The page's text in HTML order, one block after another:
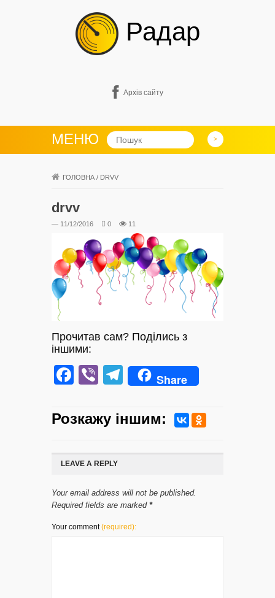
Радар
Архів сайту
МЕНЮ
ГОЛОВНА / DRVV
drvv
— 11/12/2016 0 11
Прочитав сам? Поділись з
іншими:
Facebook
ViberTelegram
Share
Розкажу iншим:
LEAVE A REPLY
Your email address will not be published.
Required fields are marked *
Your comment(required):